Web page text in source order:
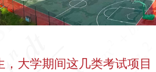
，大学期间这几类考试项目